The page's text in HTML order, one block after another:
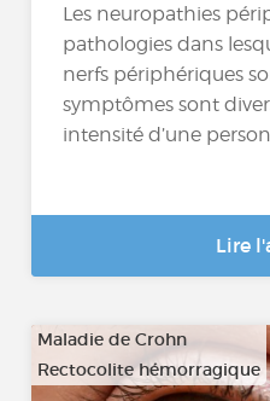
Les neuropathies
pathologies dans
nerfs périphériques
symptômes sont
intensité d’une
Lire
Maladie de Crohn
Rectocolite hémorragique